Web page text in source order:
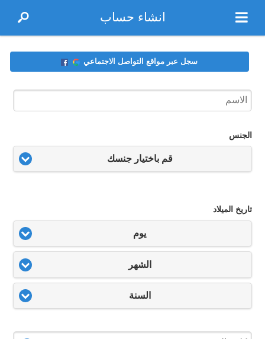
انشاء حساب
سجل عبر مواقع التواصل الاجتماعي
الجنس
قم باختيار جنسك
تاريخ الميلاد
يوم
الشهر
السنة